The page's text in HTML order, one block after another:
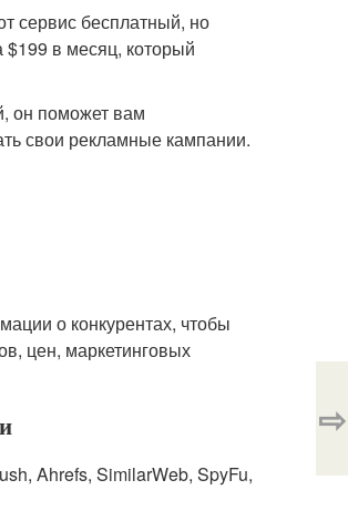
сервис бесплатный, но
в месяц, который
он поможет вам
свои рекламные кампании.
о конкурентах, чтобы
цен, маркетинговых
Ahrefs, SimilarWeb, SpyFu,
⇨